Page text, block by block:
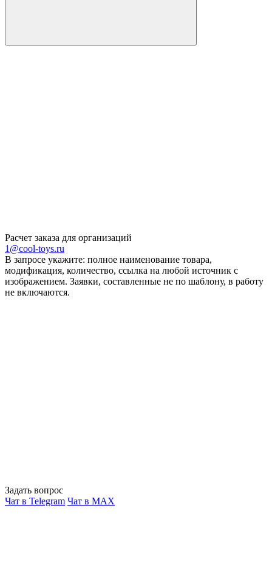
Расчет заказа для организаций
1@cool-toys.ru
В запросе укажите: полное наименование товара,
модификация, количество, ссылка на любой источник с
изображением. Заявки, составленные не по шаблону, в работу
не включаются.
Задать вопрос
Чат в Telegram Чат в MAX